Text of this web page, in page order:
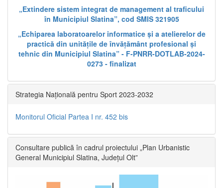
„Extindere sistem integrat de management al traficului
în Municipiul Slatina”, cod SMIS 321905
„Echiparea laboratoarelor informatice și a atelierelor de
practică din unitățile de învățământ profesional și
tehnic din Municipiul Slatina” - F-PNRR-DOTLAB-2024-
0273 - finalizat
Strategia Națională pentru Sport 2023-2032
Monitorul Oficial Partea I nr. 452 bis
Consultare publică în cadrul proiectului „Plan Urbanistic
General Municipiul Slatina, Județul Olt”